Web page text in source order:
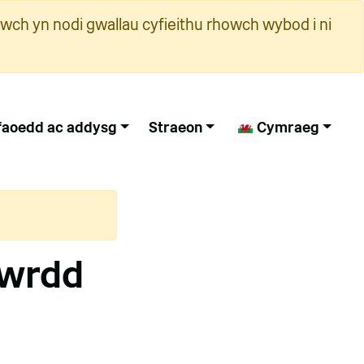
yn nodi gwallau cyfieithu rhowch wybod i ni
ac addysg Straeon Cymraeg